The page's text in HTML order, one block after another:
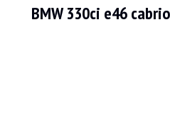
BMW 330ci e46